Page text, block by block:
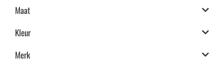
Maat
Kleur
Merk